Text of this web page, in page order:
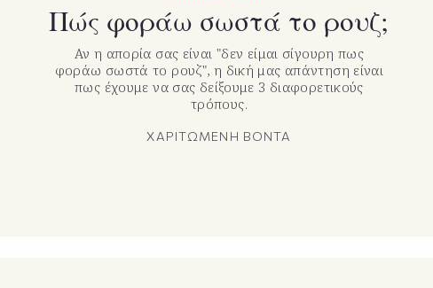
Πώς φοράω σωστά το ρουζ;
Αν η απορία σας είναι "δεν είμαι σίγουρη πως
φοράω σωστά το ρουζ", η δική μας απάντηση είναι
πως έχουμε να σας δείξουμε 3 διαφορετικούς
τρόπους.
ΧΑΡΙΤΩΜΕΝΗ ΒΟΝΤΑ